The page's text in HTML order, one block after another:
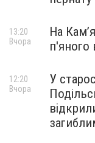
На
п'яного
13:20
Вчора
У
12:20
Вчора